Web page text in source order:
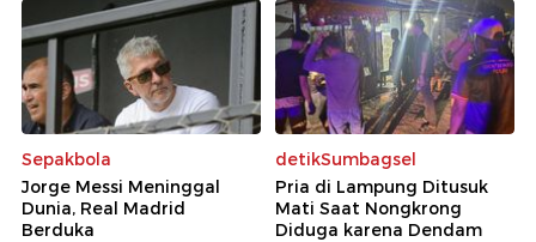
Sepakbola
Jorge Messi Meninggal
Dunia, Real Madrid
Berduka
detikSumbagsel
Pria di Lampung Ditusuk
Mati Saat Nongkrong
Diduga karena Dendam